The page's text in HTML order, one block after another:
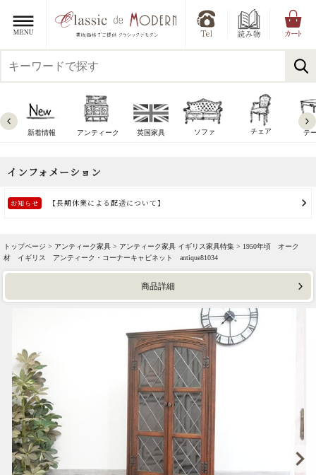
新着情報 アンティーク 英国家具 ソファ チェア テ
トップページ > アンティーク家具 > アンティーク家具 イギリス家具特集 > 1950年頃 オーク
材 イギリス アンティーク・コーナーキャビネット antique81034
商品詳細